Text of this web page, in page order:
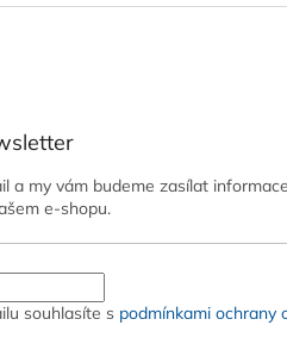
a my vám budeme zasílat
e-shopu.
souhlasíte s podmínkami ochrany